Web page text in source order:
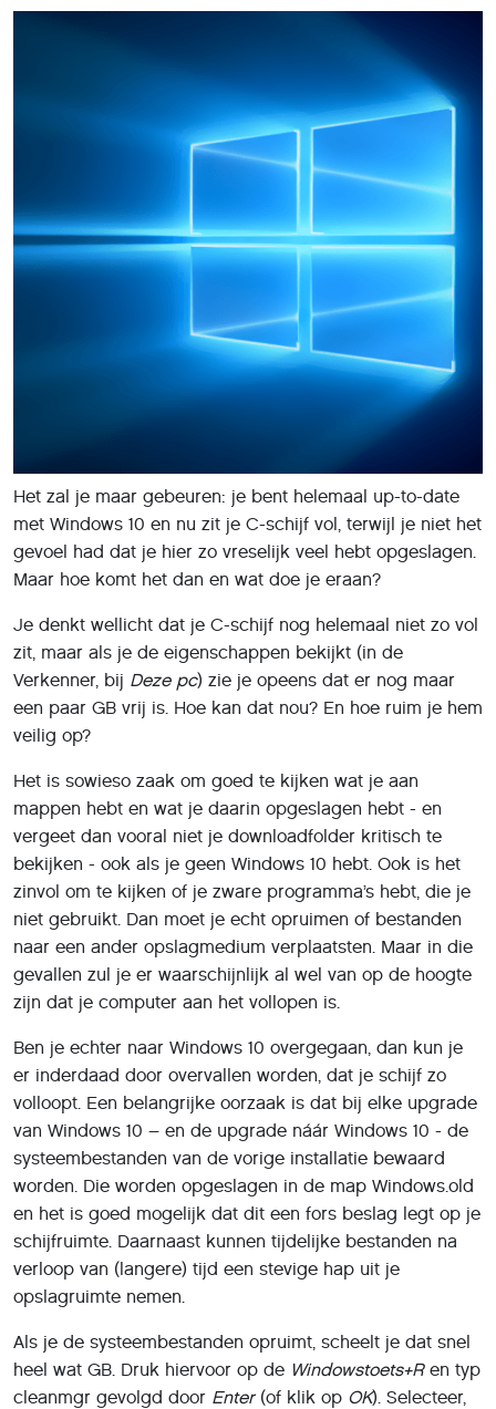
Deel dit artikel
Het zal je maar gebeuren: je bent helemaal up-to-date
met Windows 10 en nu zit je C-schijf vol, terwijl je niet het
gevoel had dat je hier zo vreselijk veel hebt opgeslagen.
Maar hoe komt het dan en wat doe je eraan?
Je denkt wellicht dat je C-schijf nog helemaal niet zo vol
zit, maar als je de eigenschappen bekijkt (in de
Verkenner, bijDeze pc) zie je opeens dat er nog maar
een paar GB vrij is. Hoe kan dat nou? En hoe ruim je hem
Het is sowieso zaak om goed te kijken wat je aan
mappen hebt en wat je daarin opgeslagen hebt - en
vergeet dan vooral niet je downloadfolder kritisch te
bekijken - ook als je geen Windows 10 hebt. Ook is het
zinvol om te kijken of je zware programma’s hebt, die je
niet gebruikt. Dan moet je echt opruimen of bestanden
naar een ander opslagmedium verplaatsten. Maar in die
gevallen zul je er waarschijnlijk al wel van op de hoogte
zijn dat je computer aan het vollopen is.
Ben je echter naar Windows 10 overgegaan, dan kun je
er inderdaad door overvallen worden, dat je schijf zo
volloopt. Een belangrijke oorzaak is dat bij elke upgrade
van Windows 10 – en de upgrade náár Windows 10 - de
systeembestanden van de vorige installatie bewaard
worden. Die worden opgeslagen in de map Windows.old
en het is goed mogelijk dat dit een fors beslag legt op je
schijfruimte. Daarnaast kunnen tijdelijke bestanden na
verloop van (langere) tijd een stevige hap uit je
opslagruimte nemen.
Als je de systeembestanden opruimt, scheelt je dat snel
heel wat GB. Druk hiervoor op deWindowstoets+R en typ
cleanmgr gevolgd doorEnter(of klik opOK). Selecteer,
als dat niet al gebeurd is, station C en klik op
kies je links onderin het venstertje
Systeembestanden
opschonen
. In dat schermpje kun je vervolgens Vorige
Windows-installatie(s), Tijdelijke bestanden en
Prullenbak
aanvinken en als je zeker bent dat je door wilt gaan, klik
je op
OK
Let op
: als je vorige Windows-installatie(s) hebt
verwijderd, kun je niet meer terug naar een vorige versie!